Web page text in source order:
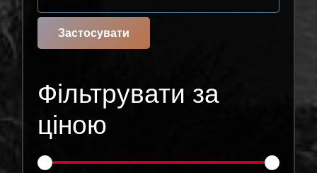
Застосувати
Фільтрувати за
ціною